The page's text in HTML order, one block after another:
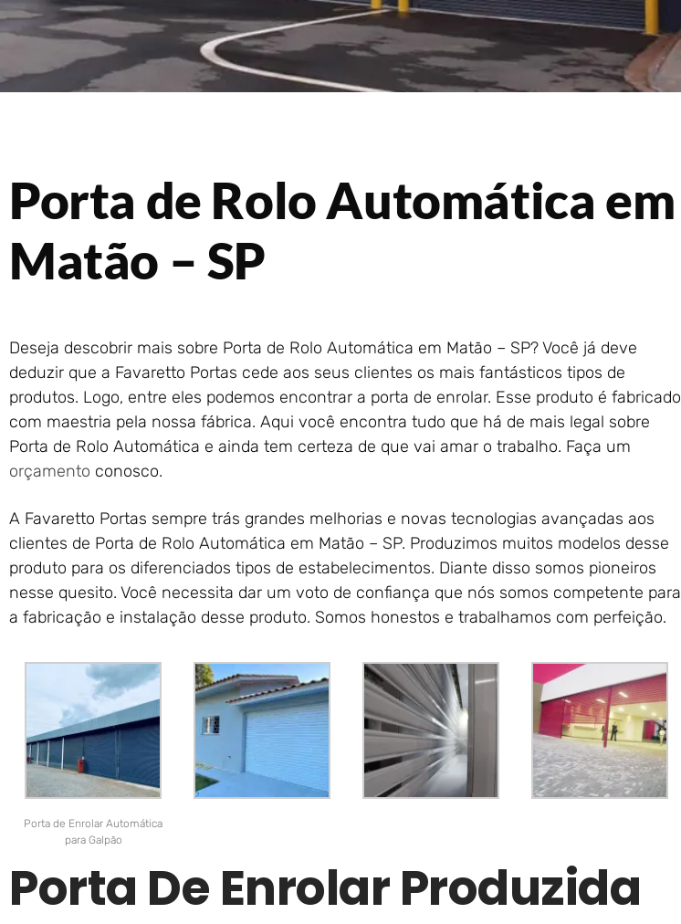
Porta de Rolo Automática em
Matão – SP
Deseja descobrir mais sobre Porta de Rolo Automática em Matão – SP? Você já deve
deduzir que a Favaretto Portas cede aos seus clientes os mais fantásticos tipos de
produtos. Logo, entre eles podemos encontrar a porta de enrolar. Esse produto é fabricado
com maestria pela nossa fábrica. Aqui você encontra tudo que há de mais legal sobre
Porta de Rolo Automática e ainda tem certeza de que vai amar o trabalho. Faça um
orçamento conosco.
A Favaretto Portas sempre trás grandes melhorias e novas tecnologias avançadas aos
clientes de Porta de Rolo Automática em Matão – SP. Produzimos muitos modelos desse
produto para os diferenciados tipos de estabelecimentos. Diante disso somos pioneiros
nesse quesito. Você necessita dar um voto de confiança que nós somos competente para
a fabricação e instalação desse produto. Somos honestos e trabalhamos com perfeição.
Porta de Enrolar Automática
para Galpão
Porta De Enrolar Produzida